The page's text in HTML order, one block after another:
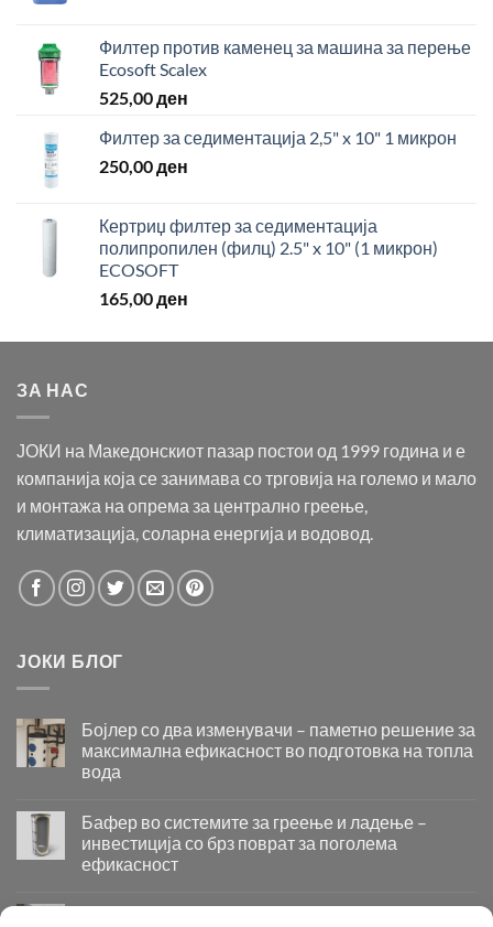
Филтер против каменец за машина за перење
Ecosoft Scalex
525,00ден
Филтер за седиментација 2,5" x 10" 1 микрон
250,00ден
Кертриџ филтер за седиментација
полипропилен (филц) 2.5" x 10" (1 микрон)
ECOSOFT
165,00ден
ЗА НАС
ЈОКИ на Македонскиот пазар постои од 1999 година и е
компанија која се занимава со трговија на големо и мало
и монтажа на опрема за централно греење,
климатизација, соларна енергија и водовод.
ЈОКИ БЛОГ
Бојлер со два изменувачи – паметно решение за
максимална ефикасност во подготовка на топла
вода
со
два
изменувачи
–
решение
Бафер во системите за греење и ладење –
инвестиција со брз поврат за поголема
ефикасност
во